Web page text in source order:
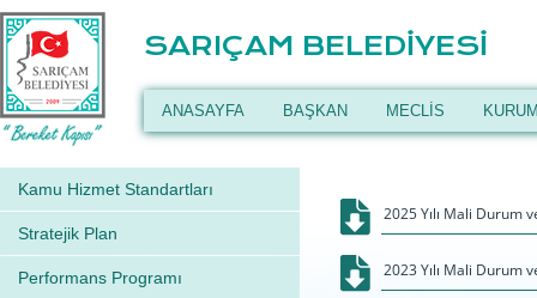
SARIÇAM BELEDİYESİ
ANASAYFA BAŞKAN MECLİS
Kamu Hizmet Standartları
Stratejik Plan
Performans Programı
2025 Yılı Mali Durum
2023 Yılı Mali Durum